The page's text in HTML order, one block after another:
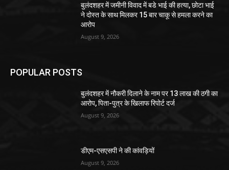
बुलंदशहर में जमीनी विवाद में बडे भाई की हत्या, छोटा भाई
ने दोस्त के साथ मिलकर 15 बार चाकू से हमला करने का
आरोप
August 9, 2026
POPULAR POSTS
बुलंदशहर में नौकरी दिलाने के नाम पर 13 लाख की ठगी का
आरोप, पिता-पुत्र के खिलाफ रिपोर्ट दर्ज
August 9, 2026
डीएम-एसएसपी ने की कांवड़ियों
August 9, 2026